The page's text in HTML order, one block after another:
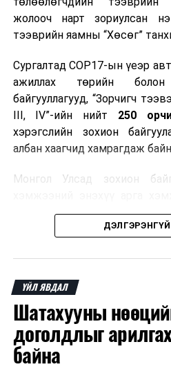
жолооч нарт зориулсан
тээврийн яамны “Хөсөг”
Сургалтад COP17-ын үеэр
ажиллах төрийн
байгууллагууд, “Зорчигч
III, IV”-ийн нийт 250
хэрэгслийн зохион
албан хаагчид хамрагдаж
Монгол Улсад зохион
зочид, төлөөлөгчдөд
мэргэжлийн түвшинд
зохион байгуулалтын
ангилал, үйлчилгээний
хариуцлага, сахилга бат,
мэргэжлийн харилцааны
өгчээ.
ҮЙЛ ЯВДАЛ
Шатахууны
доголдлыг
байна